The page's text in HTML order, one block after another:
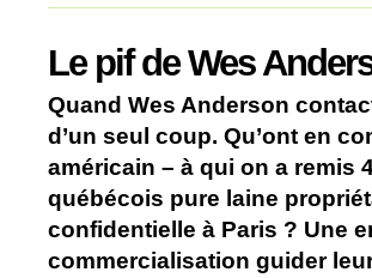
Le pif de Wes
Quand Wes Anderson
d’un seul coup. Qu’ont en
américain – à qui on a remis
québécois pure laine
confidentielle à Paris ? Une
commercialisation guider